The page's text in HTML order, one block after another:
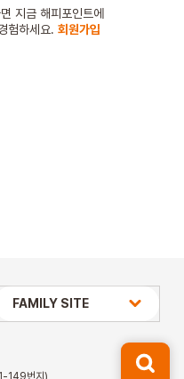
지금 해피포인트에
험하세요. 회원가입
149번지)
상미당 HOLDINGS
파리바게뜨
FAMILY SITE